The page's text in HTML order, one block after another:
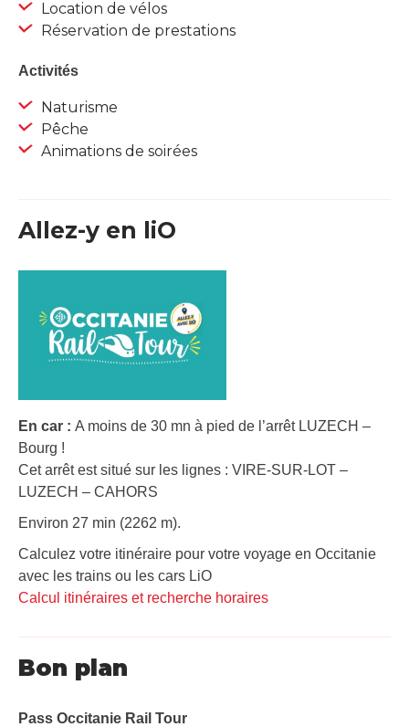
Location de vélos
Réservation de prestations
Activités
Naturisme
Pêche
Animations de soirées
Allez-y en liO
En car : A moins de 30 mn à pied de l’arrêt LUZECH –
Bourg !
Cet arrêt est situé sur les lignes : VIRE-SUR-LOT –
LUZECH – CAHORS
Environ 27 min (2262 m).
Calculez votre itinéraire pour votre voyage en Occitanie
avec les trains ou les cars LiO
Calcul itinéraires et recherche horaires
Bon plan
Pass Occitanie Rail Tour​